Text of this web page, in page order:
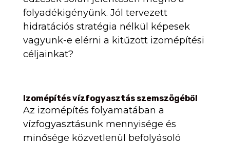
folyadékigényünk. Jól tervezett
hidratációs stratégia nélkül képesek
vagyunk-e elérni a kitűzött izomépítési
céljainkat?
Izomépítés vízfogyasztás szemszögéből
Az izomépítés folyamatában a
vízfogyasztásunk mennyisége és
minősége közvetlenül befolyásoló